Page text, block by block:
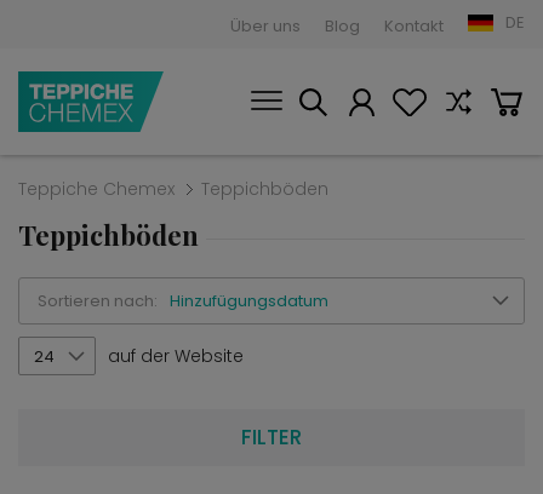
Über uns Blog Kontakt DE
Teppiche Chemex Teppichböden
Teppichböden
Sortieren nach: Hinzufügungsdatum
24 auf der Website
FILTER